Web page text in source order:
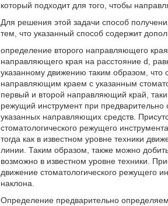
который подходит для того, чтобы
Для решения этой задачи способ
тем, что указанный способ содержит
определение второго направляющего края
направляющего края на расстояние d,
указанному движению таким образом, что
направляющим краем с указанным
первый и второй направляющий край,
режущий инструмент при
указанных направляющих средств.
стоматологического режущего
тогда как в известном уровне техники
линии. Таким образом, также можно
возможно в известном уровне техники.
движение стоматологического режущего
наклона.
Определение предварительно